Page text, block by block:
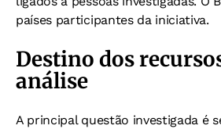
países participantes da iniciativa.
Destino dos
análise
A principal questão investigada é